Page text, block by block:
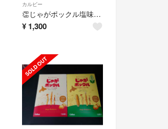
カルビー
👏じゃがポックル塩味５袋＋限定とうきび味５袋計１０袋入😁
¥ 1,300